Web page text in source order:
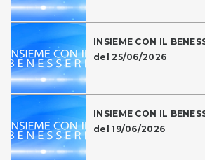
INSIEME CON IL
del 25/06/2026
INSIEME CON IL
del 19/06/2026